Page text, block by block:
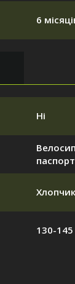
6
Ні
паспорт
Хлопчик
130-145